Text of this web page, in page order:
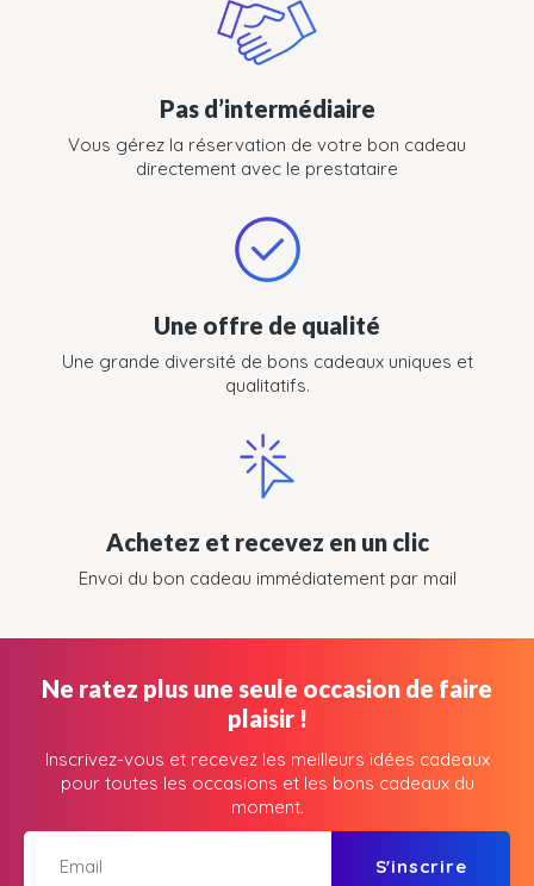
Pas d’intermédiaire
Vous gérez la réservation de votre bon cadeau
directement avec le prestataire
Une offre de qualité
Une grande diversité de bons cadeaux uniques et
qualitatifs.
Achetez et recevez en un clic
Envoi du bon cadeau immédiatement par mail
Ne ratez plus une seule occasion de faire
plaisir !
Inscrivez-vous et recevez les meilleurs idées cadeaux
pour toutes les occasions et les bons cadeaux du
moment.
S'inscrire